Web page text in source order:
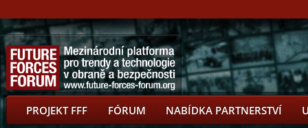
PROJEKT FFF FÓRUM NABÍDKA PARTNERSTVÍ